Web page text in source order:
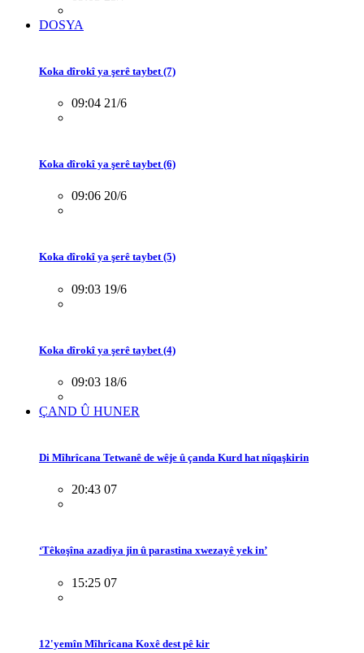
DOSYA
Koka dîrokî ya şerê taybet (7)
09:04 21/6
Koka dîrokî ya şerê taybet (6)
09:06 20/6
Koka dîrokî ya şerê taybet (5)
09:03 19/6
Koka dîrokî ya şerê taybet (4)
09:03 18/6
ÇAND Û HUNER
Di Mîhrîcana Tetwanê de wêje û çanda Kurd hat nîqaşkirin
20:43 07
‘Têkoşîna azadiya jin û parastina xwezayê yek in’
15:25 07
12'yemîn Mîhrîcana Koxê dest pê kir